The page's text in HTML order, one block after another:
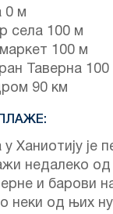
0 м
села 100 м
100 м
Таверна 100
90 км
у Ханиотију је
недалеко од
и барови
неки од њих